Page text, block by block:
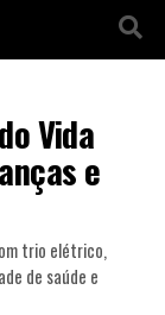
Vida
e
trio elétrico,
de saúde e